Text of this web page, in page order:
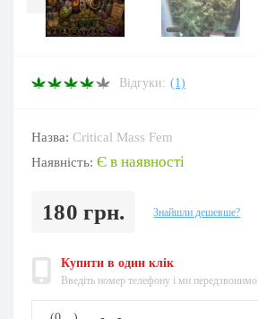
Відгуки: (1)
Назва: Critical Mass Fem
Наявність: Є в наявності
180 грн. Знайшли дешевше?
Купити в один клік
Введіть номер телефону і ми передзвонимо